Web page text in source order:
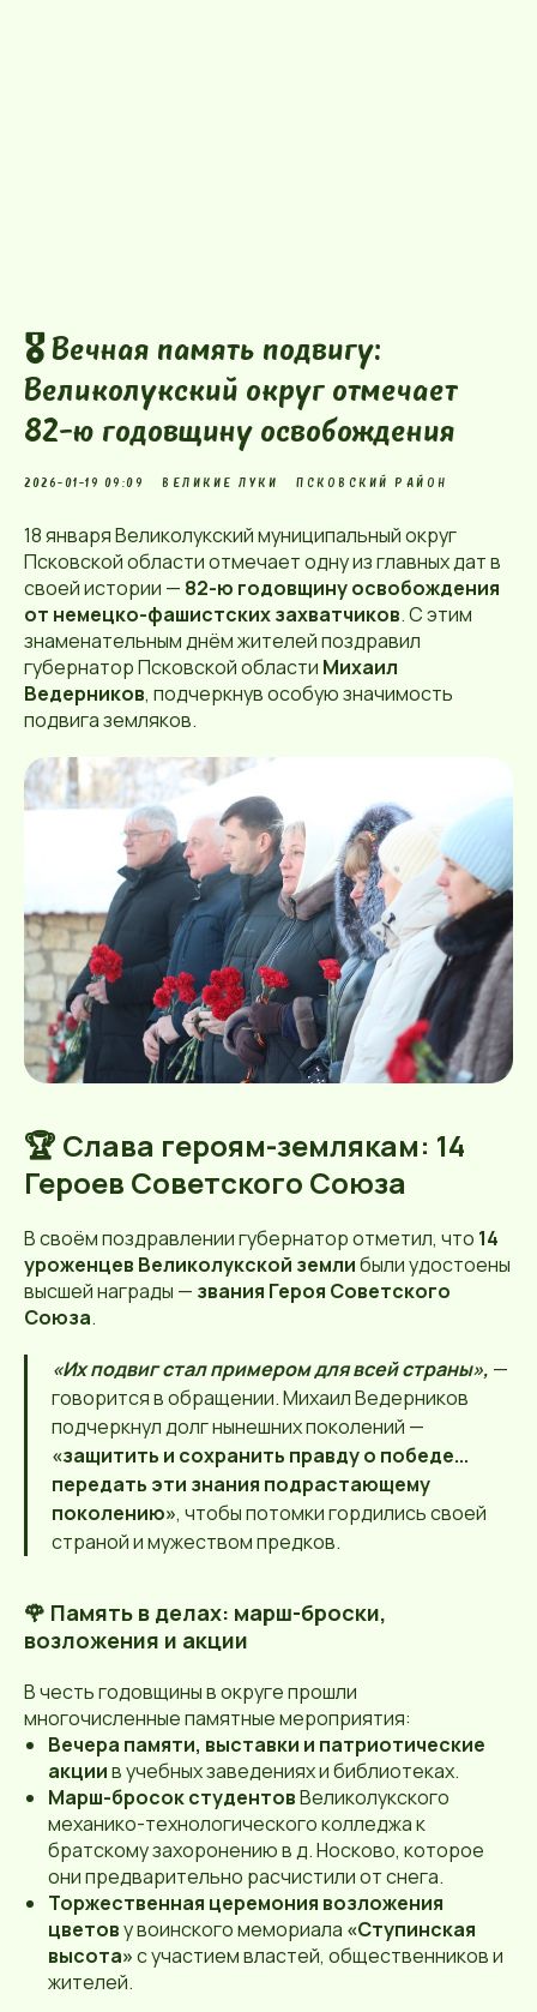
🎖️ Вечная память подвигу:
Великолукский округ отмечает
82-ю годовщину освобождения
2026-01-19 09:09 ВЕЛИКИЕ ЛУКИ ПСКОВСКИЙ РАЙОН
18 января Великолукский муниципальный округ
Псковской области отмечает одну из главных дат в
своей истории — 82-ю годовщину освобождения
от немецко-фашистских захватчиков. С этим
знаменательным днём жителей поздравил
губернатор Псковской области Михаил
Ведерников, подчеркнув особую значимость
подвига земляков.
🏆 Слава героям-землякам: 14
Героев Советского Союза
В своём поздравлении губернатор отметил, что 14
уроженцев Великолукской землибыли удостоены
высшей награды — звания Героя Советского
Союза.
«Их подвиг стал примером для всей страны», —
говорится в обращении. Михаил Ведерников
подчеркнул долг нынешних поколений —
«защитить и сохранить правду о победе...
передать эти знания подрастающему
поколению», чтобы потомки гордились своей
страной и мужеством предков.
🌹 Память в делах: марш-броски,
возложения и акции
В честь годовщины в округе прошли
многочисленные памятные мероприятия:
Вечера памяти, выставки и патриотические
акциив учебных заведениях и библиотеках.
Марш-бросок студентовВеликолукского
механико-технологического колледжа к
братскому захоронению в д. Носково, которое
они предварительно расчистили от снега.
Торжественная церемония возложения
цветову воинского мемориала «Ступинская
высота»с участием властей, общественников и
жителей.